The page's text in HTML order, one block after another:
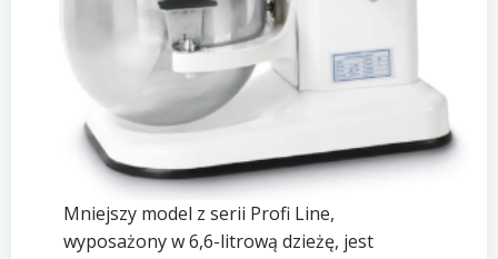
Mniejszy model z serii Profi Line,
wyposażony w 6,6-litrową dzieżę, jest